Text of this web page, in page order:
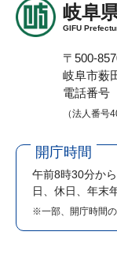
岐阜
GIFU
〒500-
岐阜市薮
電話番号
（法人番号
開庁時間
午前8時30分か
日、休日、年末
※一部、開庁時間の